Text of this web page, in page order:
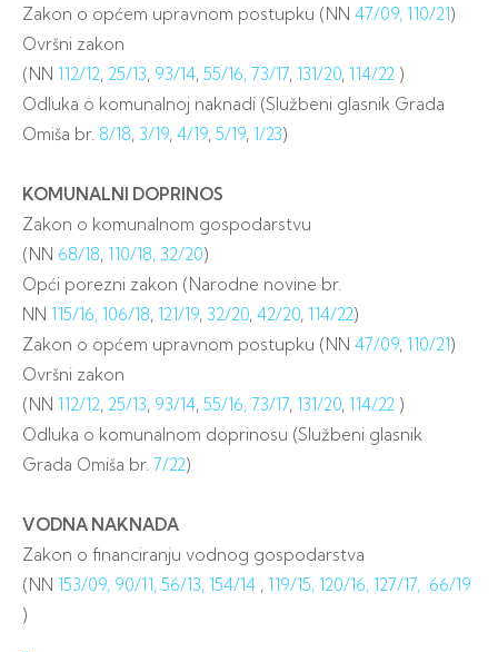
Zakon o općem upravnom postupku (NN 47/09, 110/21)
Ovršni zakon
(NN 112/12, 25/13, 93/14, 55/16, 73/17, 131/20, 114/22 )
Odluka o komunalnoj naknadi (Službeni glasnik Grada
Omiša br. 8/18, 3/19, 4/19, 5/19, 1/23)
KOMUNALNI DOPRINOS
Zakon o komunalnom gospodarstvu
(NN 68/18, 110/18, 32/20)
Opći porezni zakon (Narodne novine br.
NN 115/16, 106/18, 121/19, 32/20, 42/20, 114/22)
Zakon o općem upravnom postupku (NN 47/09, 110/21)
Ovršni zakon
(NN 112/12, 25/13, 93/14, 55/16, 73/17, 131/20, 114/22 )
Odluka o komunalnom doprinosu (Službeni glasnik
Grada Omiša br. 7/22)
VODNA NAKNADA
Zakon o financiranju vodnog gospodarstva
(NN 153/09, 90/11, 56/13, 154/14 , 119/15, 120/16, 127/17, 66/19
)